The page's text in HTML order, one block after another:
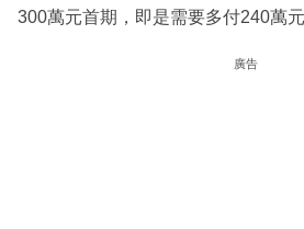
300萬元首期，即是需要多付240萬元
廣告